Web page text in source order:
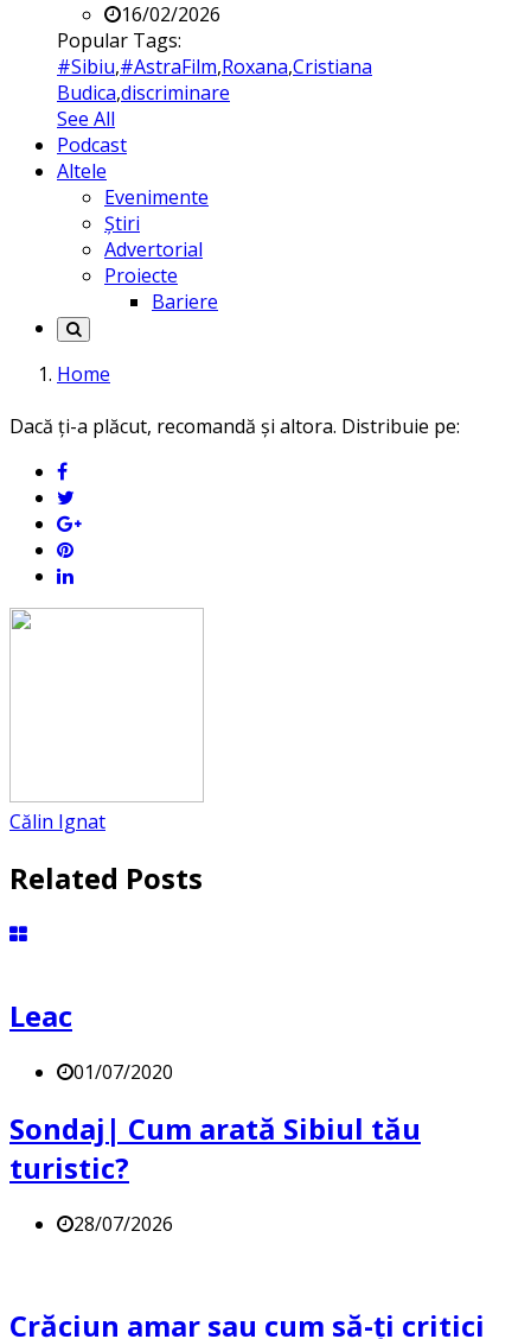
16/02/2026
Popular Tags:
#Sibiu,#AstraFilm,Roxana,Cristiana
Budica,discriminare
See All
Podcast
Altele
Evenimente
Știri
Advertorial
Proiecte
Bariere
Home
Dacă ți-a plăcut, recomandă și altora. Distribuie pe:
Călin Ignat
Related Posts
Leac
01/07/2020
Sondaj| Cum arată Sibiul tău
turistic?
28/07/2026
Crăciun amar sau cum să-ți critici